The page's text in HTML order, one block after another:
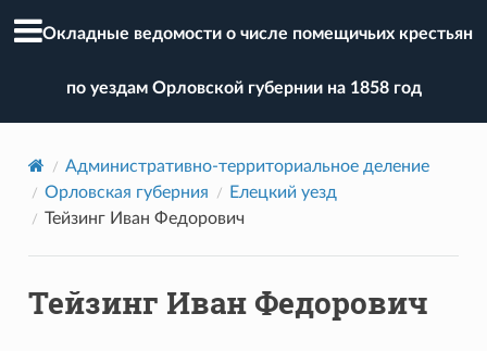
Окладные ведомости о числе помещичьих крестьян
по уездам Орловской губернии на 1858 год
Административно-территориальное деление
Орловская губерния
Елецкий уезд
Тейзинг Иван Федорович
Тейзинг Иван Федорович